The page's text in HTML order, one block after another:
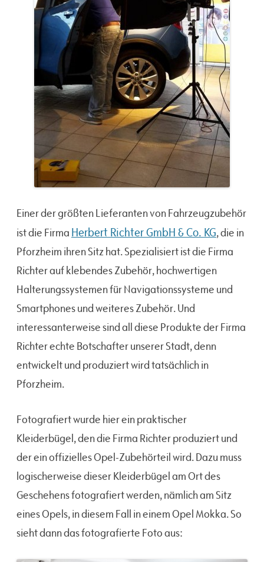
Einer der größten Lieferanten von Fahrzeugzubehör
ist die Firma Herbert Richter GmbH & Co. KG, die in
Pforzheim ihren Sitz hat. Spezialisiert ist die Firma
Richter auf klebendes Zubehör, hochwertigen
Halterungssystemen für Navigationssysteme und
Smartphones und weiteres Zubehör. Und
interessanterweise sind all diese Produkte der Firma
Richter echte Botschafter unserer Stadt, denn
entwickelt und produziert wird tatsächlich in
Pforzheim.
Fotografiert wurde hier ein praktischer
Kleiderbügel, den die Firma Richter produziert und
der ein offizielles Opel-Zubehörteil wird. Dazu muss
logischerweise dieser Kleiderbügel am Ort des
Geschehens fotografiert werden, nämlich am Sitz
eines Opels, in diesem Fall in einem Opel Mokka. So
sieht dann das fotografierte Foto aus: